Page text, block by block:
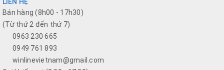
Bán hàng (8h00 - 17h30)
(Từ thứ 2 đến thứ 7)
0963 230 665
0949 761 893
winlinevietnam@gmail.com